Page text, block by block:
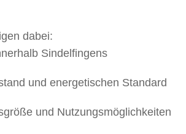
dabei:
Sindelfingens
und energetischen Standard
und Nutzungsmöglichkeiten